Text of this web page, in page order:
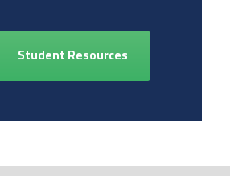
Student Resources